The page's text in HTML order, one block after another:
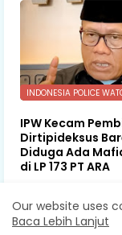
INDONESIA POLICE
IPW Kecam
Dirtipideksus
Diduga Ada
di LP 173 PT ARA
Our website uses
Baca Lebih Lanjut